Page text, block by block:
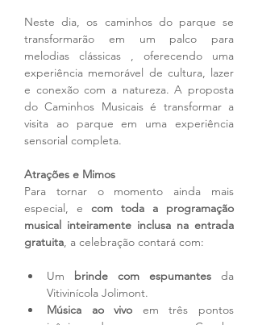
Neste dia, os caminhos do parque se
transformarão em um palco para
melodias clássicas , oferecendo uma
experiência memorável de cultura, lazer
e conexão com a natureza. A proposta
do Caminhos Musicais é transformar a
visita ao parque em uma experiência
sensorial completa.
Atrações e Mimos
Para tornar o momento ainda mais
especial, e com toda a programação
musical inteiramente inclusa na entrada
gratuita, a celebração contará com:
Um brinde com espumantes da
Vitivinícola Jolimont.
Música ao vivo em três pontos